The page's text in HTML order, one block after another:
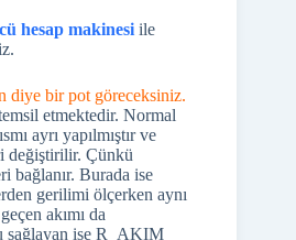
hesap makinesi ile
diye bir pot göreceksiniz.
etmektedir. Normal
ayrı yapılmıştır ve
değiştirilir. Çünkü
bağlanır. Burada ise
gerilimi ölçerken aynı
akımı da
sağlayan ise R_AKIM